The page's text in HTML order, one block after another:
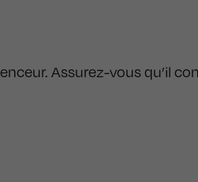
Assurez-vous qu’il